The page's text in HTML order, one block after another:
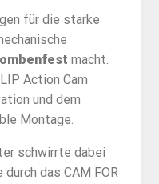
für die starke
macht.
Action Cam
und dem
Montage.
schwirrte dabei
das CAM FOR